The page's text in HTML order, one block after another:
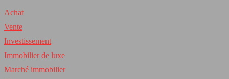
Achat
Vente
Investissement
Immobilier de luxe
Marché immobilier